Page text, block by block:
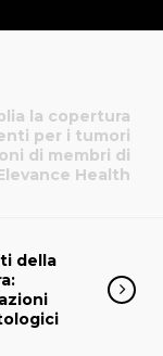
la copertura
per i tumori
di membri di
Health
della